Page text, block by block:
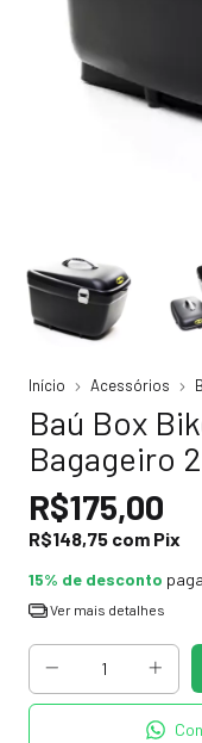
Início Acessórios
Baú Box
Bagageiro
R$175,00
R$148,75 com Pix
15% de desconto
Ver mais detalhes